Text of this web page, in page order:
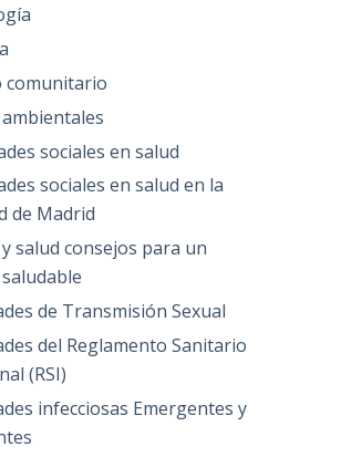
comunitario
sociales en salud
sociales en salud en la
de Madrid
salud consejos para un
de Transmisión Sexual
del Reglamento Sanitario
(RSI)
infecciosas Emergentes y